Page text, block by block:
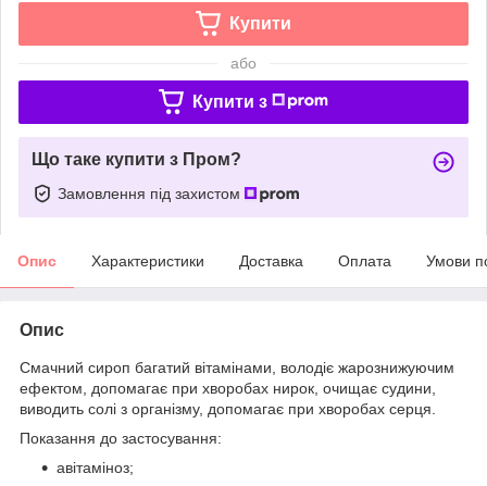
Купити
або
Купити з
Що таке купити з Пром?
Замовлення під захистом
Опис Характеристики Доставка Оплата Умови
Опис
Смачний сироп багатий вітамінами, володіє жарознижуючим
ефектом, допомагає при хворобах нирок, очищає судини,
виводить солі з організму, допомагає при хворобах серця.
Показання до застосування:
авітаміноз;